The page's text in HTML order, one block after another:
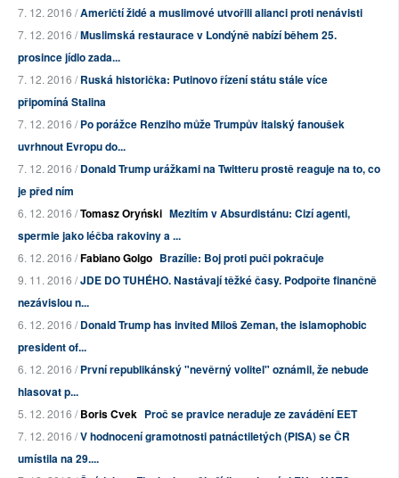
7. 12. 2016 /Američtí židé a muslimové utvořili alianci proti nenávisti
7. 12. 2016 /Muslimská restaurace v Londýně nabízí během 25.
prosince jídlo zada...
7. 12. 2016 /Ruská historička: Putinovo řízení státu stále více
připomíná Stalina
7. 12. 2016 /Po porážce Renziho může Trumpův italský fanoušek
uvrhnout Evropu do...
7. 12. 2016 /Donald Trump urážkami na Twitteru prostě reaguje na to, co
je před ním
6. 12. 2016 /Tomasz Oryński Mezitím v Absurdistánu: Cizí agenti,
spermie jako léčba rakoviny a ...
6. 12. 2016 /Fabiano Golgo Brazílie: Boj proti puči pokračuje
9. 11. 2016 /JDE DO TUHÉHO. Nastávají těžké časy. Podpořte finančně
nezávislou n...
6. 12. 2016 /Donald Trump has invited Miloš Zeman, the islamophobic
president of...
6. 12. 2016 /První republikánský "nevěrný volitel" oznámil, že nebude
hlasovat p...
5. 12. 2016 /Boris Cvek Proč se pravice neraduje ze zavádění EET
7. 12. 2016 /V hodnocení gramotnosti patnáctiletých (PISA) se ČR
umístila na 29....